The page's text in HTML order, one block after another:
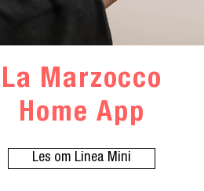
La Marzocco
Home App
Les om Linea Mini